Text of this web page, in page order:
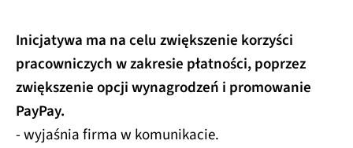
Inicjatywa ma na celu zwiększenie korzyści
pracowniczych w zakresie płatności, poprzez
zwiększenie opcji wynagrodzeń i promowanie
PayPay.
- wyjaśnia firma w komunikacie.